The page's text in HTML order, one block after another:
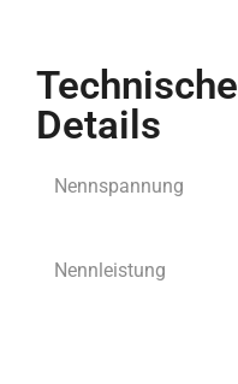
Technische
Details
Nennspannung
Nennleistung